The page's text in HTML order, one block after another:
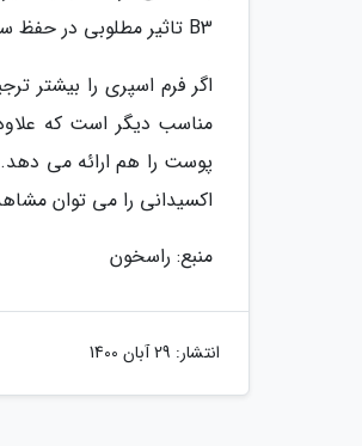
B3 تاثیر مطلوبی در حفظ سلامتی پوست دارد.
اکسیدانی را می توان
منبع: راسخون
انتشار: 29 آبان 1400